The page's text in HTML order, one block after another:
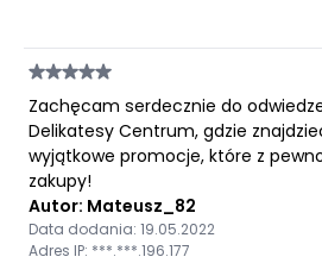
Zachęcam serdecznie do
Delikatesy Centrum, gdzie
wyjątkowe promocje, które z
zakupy!
Autor: Mateusz_82
Data dodania: 19.05.2022
Adres IP: ***.***.196.177